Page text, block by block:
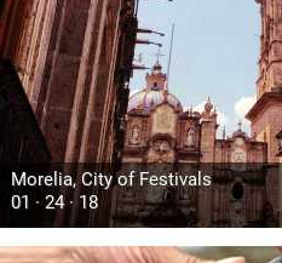
Morelia, City of Festivals
01 · 24 · 18